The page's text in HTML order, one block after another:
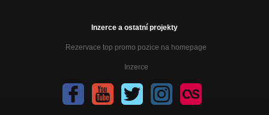
Inzerce a ostatní projekty
Rezervace top promo pozice na homepage
Inzerce